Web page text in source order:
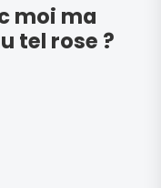
moi ma
tel rose ?